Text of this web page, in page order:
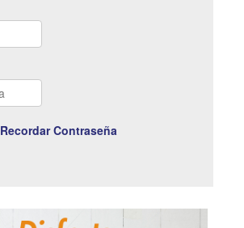
Recordar Contraseña